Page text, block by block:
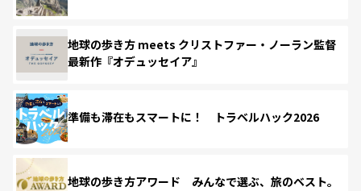
地球の歩き方 meets クリストファー・ノーラン監督
最新作『オデュッセイア』
準備も滞在もスマートに！ トラベルハック2026
地球の歩き方アワード みんなで選ぶ、旅のベスト。